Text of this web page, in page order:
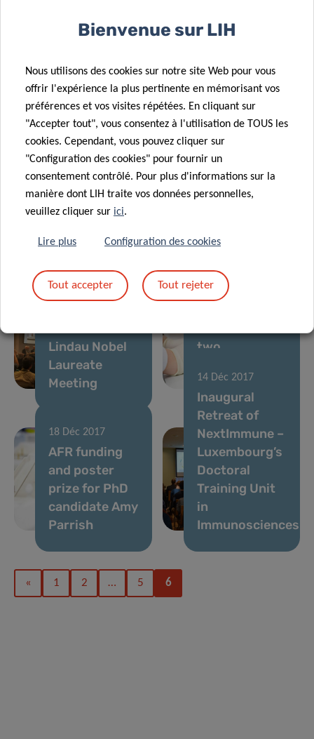
Regional
Measles and
Rubella at LIH
recognition
allergy
research
01 Juil 2019
LIH
allergology
researchers
distinguished
at Europe’s
conference
26 Juin 2019
NextImmune
2019: insights
topics
13 Août 2018
LIH PhD
made 39
inspiring
Lindau Nobel
Laureate
Meeting
05 Avr 2018
researchers
current
knowledge on
two
reviews
18 Déc 2017
AFR funding
and poster
prize for PhD
candidate Amy
Parrish
14 Déc 2017
Inaugural
Retreat of
NextImmune –
Luxembourg’s
Doctoral
Training Unit
in
Immunosciences
« 1 2 … 5 6
Bienvenue sur LIH
Nous utilisons des cookies sur notre site Web pour vous
offrir l'expérience la plus pertinente en mémorisant vos
préférences et vos visites répétées. En cliquant sur
"Accepter tout", vous consentez à l'utilisation de TOUS les
cookies. Cependant, vous pouvez cliquer sur
"Configuration des cookies" pour fournir un
consentement contrôlé. Pour plus d'informations sur la
manière dont LIH traite vos données personnelles,
veuillez cliquer sur ici.
Lire plus Configuration des cookies
Tout accepter Tout rejeter